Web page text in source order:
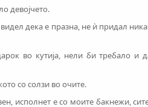
девојчето.
видел дека е празна, не ѝ придал
во кутија, нели би требало и
со солзи во очите.
исполнет е со моите бакнежи,